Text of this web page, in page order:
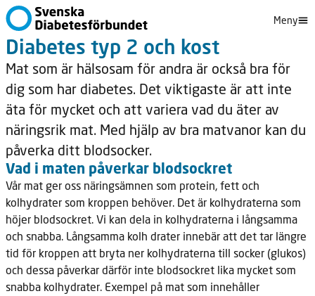
Meny
Diabetes typ 2 och kost
Mat som är hälsosam för andra är också bra för
dig som har diabetes. Det viktigaste är att inte
äta för mycket och att variera vad du äter av
näringsrik mat. Med hjälp av bra matvanor kan du
påverka ditt blodsocker.
Vad i maten påverkar blodsockret
Vår mat ger oss näringsämnen som protein, fett och
kolhydrater som kroppen behöver. Det är kolhydraterna som
höjer blodsockret. Vi kan dela in kolhydraterna i långsamma
och snabba. Långsamma kolh drater innebär att det tar längre
tid för kroppen att bryta ner kolhydraterna till socker (glukos)
och dessa påverkar därför inte blodsockret lika mycket som
snabba kolhydrater. Exempel på mat som innehåller